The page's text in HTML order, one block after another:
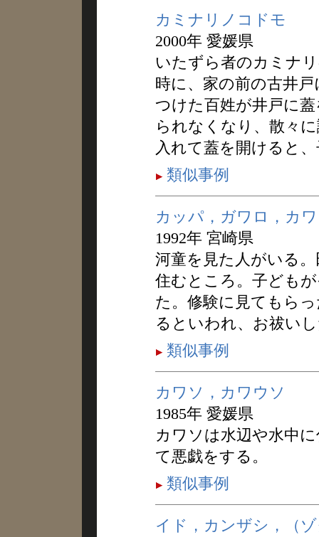
カミナリノコドモ
2000年 愛媛県
いたずら者のカミナ
時に、家の前の古井
つけた百姓が井戸に
られなくなり、散々
入れて蓋を開けると
類似事例
カッパ，ガワロ，カ
1992年 宮崎県
河童を見た人がいる
住むところ。子ども
た。修験に見てもら
るといわれ、お祓い
類似事例
カワソ，カワウソ
1985年 愛媛県
カワソは水辺や水中
て悪戯をする。
類似事例
イド，カンザシ，（